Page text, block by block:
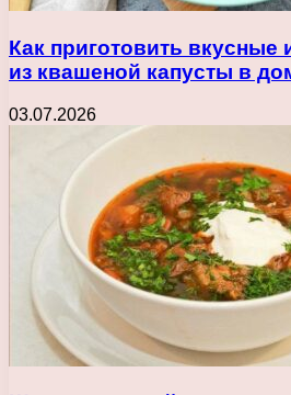
Как приготовить
из квашеной капусты в
03.07.2026